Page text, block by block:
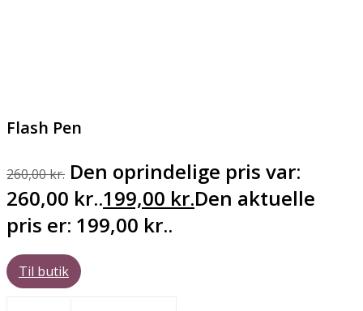
Flash Pen
260,00kr. Den oprindelige pris var:
260,00 kr..199,00 kr.Den aktuelle
pris er: 199,00 kr..
Til butik